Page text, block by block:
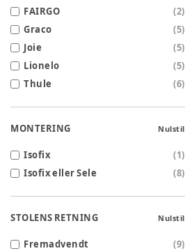
FAIRGO
(2)
Graco
(5)
Joie
(5)
Lionelo
(5)
Thule
(6)
MONTERING Nulstil
Isofix (1)
Isofix eller Sele
(8)
STOLENS RETNING Nulstil
Fremadvendt (9)